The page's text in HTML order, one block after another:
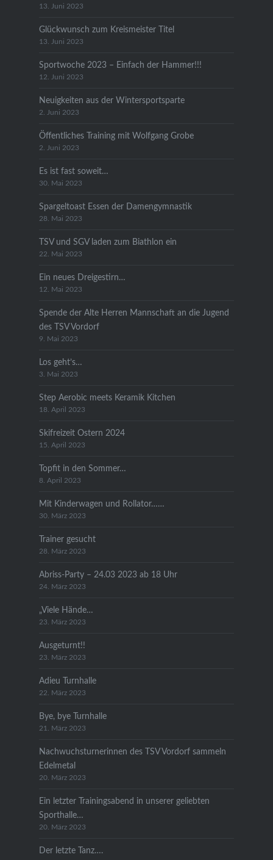
13. Juni 2023
Glückwunsch zum Kreismeister Titel
13. Juni 2023
Sportwoche 2023 – Einfach der Hammer!!!
12. Juni 2023
Neuigkeiten aus der Wintersportsparte
2. Juni 2023
Öffentliches Training mit Wolfgang Grobe
2. Juni 2023
Es ist fast soweit…
30. Mai 2023
Spargeltoast Essen der Damengymnastik
28. Mai 2023
TSV und SGV laden zum Biathlon ein
22. Mai 2023
Ein neues Dreigestirn…
12. Mai 2023
Spende der Alte Herren Mannschaft an die Jugend
des TSV Vordorf
9. Mai 2023
Los geht’s…
3. Mai 2023
Step Aerobic meets Keramik Kitchen
18. April 2023
Skifreizeit Ostern 2024
15. April 2023
Topfit in den Sommer…
8. April 2023
Mit Kinderwagen und Rollator……
30. März 2023
Trainer gesucht
28. März 2023
Abriss-Party – 24.03 2023 ab 18 Uhr
24. März 2023
„Viele Hände…
23. März 2023
Ausgeturnt!!
23. März 2023
Adieu Turnhalle
22. März 2023
Bye, bye Turnhalle
21. März 2023
Nachwuchsturnerinnen des TSV Vordorf sammeln
Edelmetal
20. März 2023
Ein letzter Trainingsabend in unserer geliebten
Sporthalle…
20. März 2023
Der letzte Tanz….